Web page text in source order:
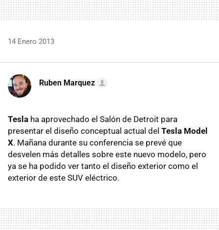
14 Enero 2013
Ruben Marquez
Tesla ha aprovechado el Salón de Detroit para
presentar el diseño conceptual actual del Tesla Model
X. Mañana durante su conferencia se prevé que
desvelen más detalles sobre este nuevo modelo, pero
ya se ha podido ver tanto el diseño exterior como el
exterior de este SUV eléctrico.